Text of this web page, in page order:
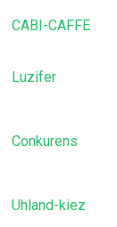
CABI-CAFFE
Luzifer
Conkurens
Uhland-kiez